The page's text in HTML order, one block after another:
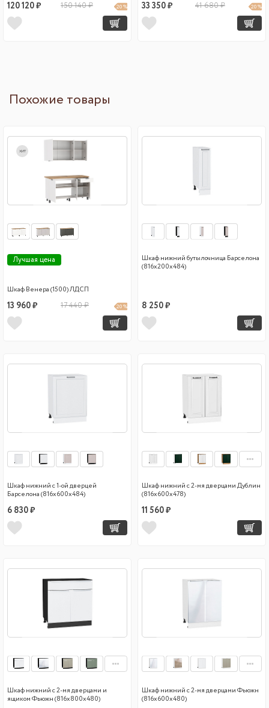
120 120 ₽ 150 140 ₽ 20 % 33 350 ₽ 41 680 ₽ 20 %
Похожие товары
хит
Лучшая цена
Шкаф Венера (1500) ЛДСП
13 960 ₽ 17 440 ₽ 20 %
Шкаф нижний бутылочница Барселона
(816х200х484)
8 250 ₽
Шкаф нижний с 1-ой дверцей
Барселона (816х600х484)
6 830 ₽
Шкаф нижний с 2-мя дверцами Дублин
(816х600х478)
11 560 ₽
Шкаф нижний с 2-мя дверцами и
ящиком Фьюжн (816х800х480)
Шкаф нижний с 2-мя дверцами Фьюжн
(816х600х480)